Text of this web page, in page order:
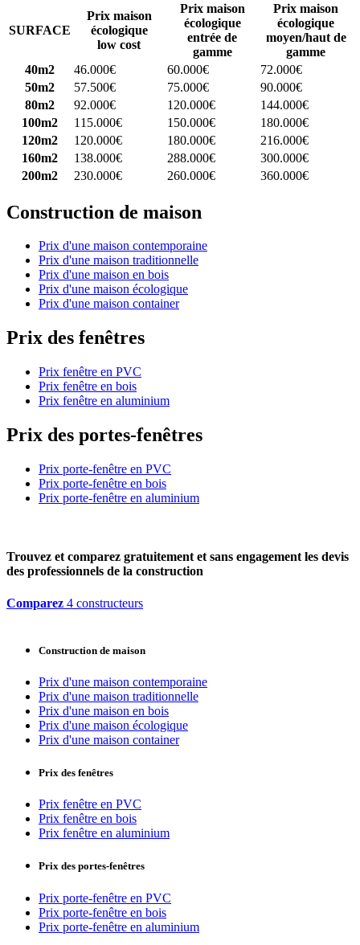
SURFACE
Prix maison
écologique
low cost
Prix maison
écologique
entrée de
gamme
Prix maison
écologique
moyen/haut de
gamme
40m2
46.000€ 60.000€
72.000€
50m2
57.500€ 75.000€
90.000€
80m2
92.000€ 120.000€
144.000€
100m2
115.000€ 150.000€
180.000€
120m2
120.000€ 180.000€
216.000€
160m2
138.000€ 288.000€
300.000€
200m2
230.000€ 260.000€ 360.000€
Construction de maison
Prix d'une maison contemporaine
Prix d'une maison traditionnelle
Prix d'une maison en bois
Prix d'une maison écologique
Prix d'une maison container
Prix des fenêtres
Prix fenêtre en PVC
Prix fenêtre en bois
Prix fenêtre en aluminium
Prix des portes-fenêtres
Prix porte-fenêtre en PVC
Prix porte-fenêtre en bois
Prix porte-fenêtre en aluminium
Trouvez et comparez gratuitement et sans engagement les devis
des professionnels de la construction
Comparez 4 constructeurs
Construction de maison
Prix d'une maison contemporaine
Prix d'une maison traditionnelle
Prix d'une maison en bois
Prix d'une maison écologique
Prix d'une maison container
Prix des fenêtres
Prix fenêtre en PVC
Prix fenêtre en bois
Prix fenêtre en aluminium
Prix des portes-fenêtres
Prix porte-fenêtre en PVC
Prix porte-fenêtre en bois
Prix porte-fenêtre en aluminium